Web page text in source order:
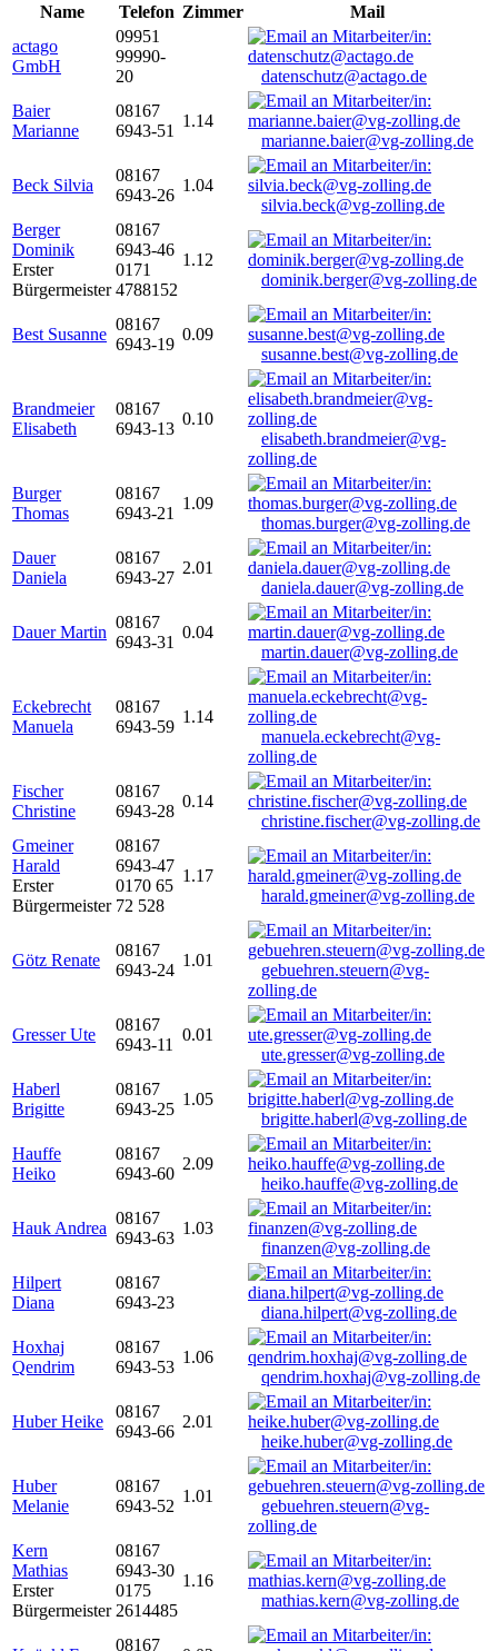
Name
Telefon Zimmer
Mail
actago
GmbH
09951
99990-
20
datenschutz@actago.de
Baier
Marianne
08167
6943-51
1.14
marianne.baier@vg-zolling.de
Beck Silvia
08167
6943-26
1.04
silvia.beck@vg-zolling.de
Berger
Dominik
Erster
Bürgermeister
08167
6943-46
0171
4788152
1.12
dominik.berger@vg-zolling.de
Best Susanne
08167
6943-19
0.09
susanne.best@vg-zolling.de
Brandmeier
Elisabeth
08167
6943-13
0.10
elisabeth.brandmeier@vg-
zolling.de
Burger
Thomas
08167
6943-21
1.09
thomas.burger@vg-zolling.de
Dauer
Daniela
08167
6943-27
2.01
daniela.dauer@vg-zolling.de
Dauer Martin
08167
6943-31
0.04
martin.dauer@vg-zolling.de
Eckebrecht
Manuela
08167
6943-59
1.14
manuela.eckebrecht@vg-
zolling.de
Fischer
Christine
08167
6943-28
0.14
christine.fischer@vg-zolling.de
Gmeiner
Harald
Erster
Bürgermeister
08167
6943-47
0170 65
72 528
1.17
harald.gmeiner@vg-zolling.de
Götz Renate
08167
6943-24
1.01
gebuehren.steuern@vg-
zolling.de
Gresser Ute
08167
6943-11
0.01
ute.gresser@vg-zolling.de
Haberl
Brigitte
08167
6943-25
1.05
brigitte.haberl@vg-zolling.de
Hauffe
Heiko
08167
6943-60
2.09
heiko.hauffe@vg-zolling.de
Hauk Andrea
08167
6943-63
1.03
finanzen@vg-zolling.de
Hilpert
Diana
08167
6943-23
diana.hilpert@vg-zolling.de
Hoxhaj
Qendrim
08167
6943-53
1.06
qendrim.hoxhaj@vg-zolling.de
Huber Heike
08167
6943-66
2.01
heike.huber@vg-zolling.de
Huber
Melanie
08167
6943-52
1.01
gebuehren.steuern@vg-
zolling.de
Kern
Mathias
Erster
Bürgermeister
08167
6943-30
0175
2614485
1.16
mathias.kern@vg-zolling.de
08167